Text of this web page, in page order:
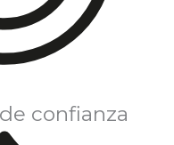
confianza